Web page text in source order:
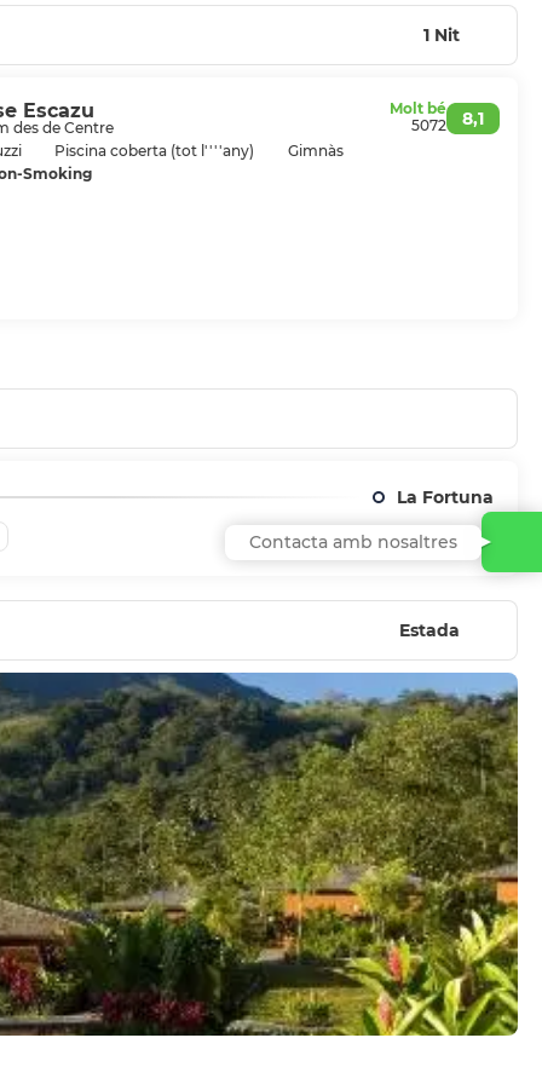
històric i cultural.
1 Nit
Escazu
des de Centre 8,1
Molt bé
5072
Piscina coberta (tot l''''any)
Gimnàs
Smoking
La Fortuna
Estada
Contacta amb nosaltres